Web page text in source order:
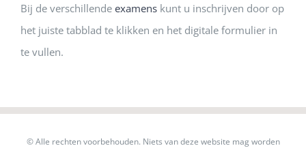
Bij de verschillende examens kunt u inschrijven door op
het juiste tabblad te klikken en het digitale formulier in
te vullen.
© Alle rechten voorbehouden. Niets van deze website mag worden